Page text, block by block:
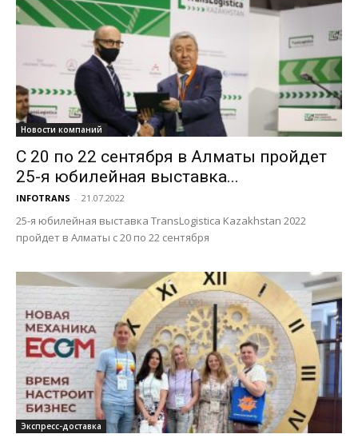
Новости компаний
С 20 по 22 сентября в Алматы пройдет
25-я юбилейная выставка...
INFOTRANS - 21.07.2022
25-я юбилейная выставка TransLogistica Kazakhstan 2022
пройдет в Алматы с 20 по 22 сентября
Экспресс-доставка